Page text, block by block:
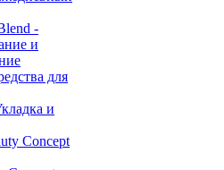
-
и
для
и